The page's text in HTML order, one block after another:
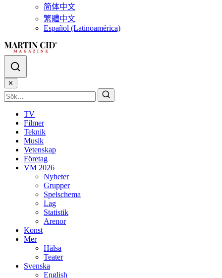
简体中文
繁體中文
Español (Latinoamérica)
✕
TV
Filmer
Teknik
Musik
Vetenskap
Företag
VM 2026
Nyheter
Grupper
Spelschema
Lag
Statistik
Arenor
Konst
Mer
Hälsa
Teater
Svenska
English